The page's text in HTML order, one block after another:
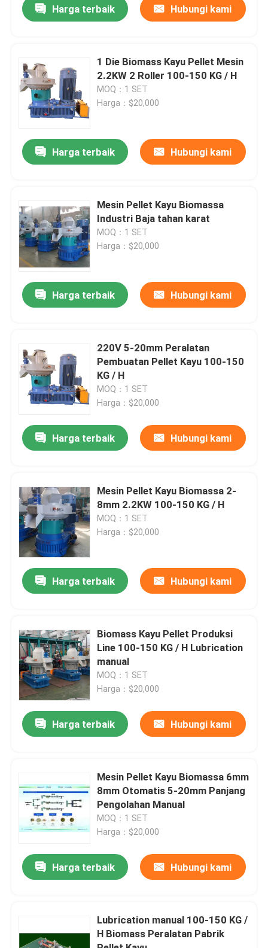
Produk
video
Tentang Kami
Kontrol Kualitas
Hubungi Kami
Berita
Mesin Pellet Kayu Biomassa
Harga terbaik Hubungi kami
1 Die Biomass Kayu Pellet Mesin
2.2KW 2 Roller 100-150 KG / H
MOQ：1 SET
Harga：$20,000
Harga terbaik Hubungi kami
Mesin Pellet Kayu Biomassa
Industri Baja tahan karat
MOQ：1 SET
Harga：$20,000
Harga terbaik Hubungi kami
220V 5-20mm Peralatan
Pembuatan Pellet Kayu 100-150
KG / H
MOQ：1 SET
Harga：$20,000
Harga terbaik Hubungi kami
Mesin Pellet Kayu Biomassa 2-
8mm 2.2KW 100-150 KG / H
MOQ：1 SET
Harga：$20,000
Harga terbaik Hubungi kami
Biomass Kayu Pellet Produksi
Line 100-150 KG / H Lubrication
manual
MOQ：1 SET
Harga：$20,000
Harga terbaik Hubungi kami
Mesin Pellet Kayu Biomassa 6mm
8mm Otomatis 5-20mm Panjang
Pengolahan Manual
MOQ：1 SET
Harga：$20,000
Harga terbaik Hubungi kami
Lubrication manual 100-150 KG /
H Biomass Peralatan Pabrik